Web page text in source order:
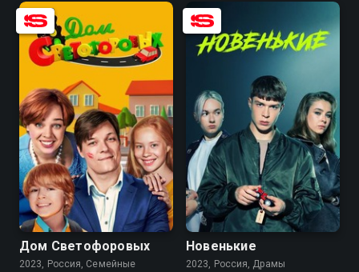
6.0
Дом Светофоровых
2023, Россия, Семейные
6.8 5.1
Новенькие
2023, Россия, Драмы